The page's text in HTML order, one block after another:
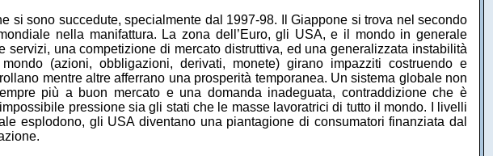
si sono succedute, specialmente dal 1997-98. Il Giappone si trova nel secondo
nella manifattura. La zona dell’Euro, gli USA, e il mondo in generale
una competizione di mercato distruttiva, ed una generalizzata instabilità
(azioni, obbligazioni, derivati, monete) girano impazziti costruendo e
mentre altre afferrano una prosperità temporanea. Un sistema globale non
più a buon mercato e una domanda inadeguata, contraddizione che è
pressione sia gli stati che le masse lavoratrici di tutto il mondo. I livelli
esplodono, gli USA diventano una piantagione di consumatori finanziata dal